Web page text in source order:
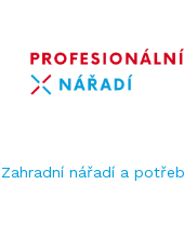
Zahradní nářadí a